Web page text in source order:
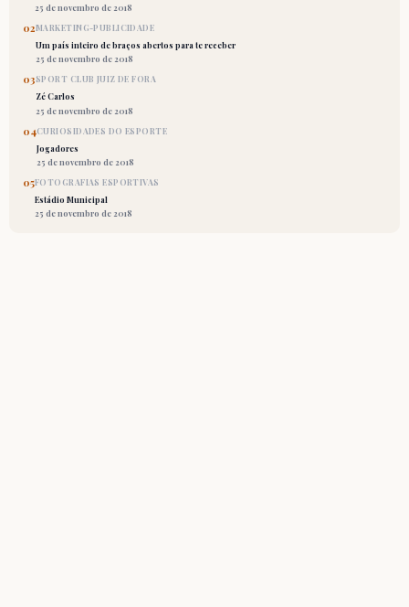
25 de novembro de 2018
02MARKETING-PUBLICIDADE
Um país inteiro de braços abertos para te receber
25 de novembro de 2018
03SPORT CLUB JUIZ DE FORA
Zé Carlos
25 de novembro de 2018
04CURIOSIDADES DO ESPORTE
Jogadores
25 de novembro de 2018
05FOTOGRAFIAS ESPORTIVAS
Estádio Municipal
25 de novembro de 2018